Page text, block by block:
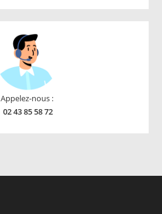
Appelez-nous :
02 43 85 58 72